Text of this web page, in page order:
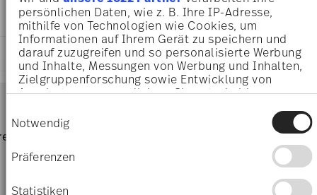
persönlichen Daten, wie z. B. Ihre IP-Adresse,
mithilfe von Technologien wie Cookies, um
Informationen auf Ihrem Gerät zu speichern und
darauf zuzugreifen und so personalisierte Werbung
und Inhalte, Messungen von Werbung und Inhalten,
Zielgruppenforschung sowie Entwicklung von
Angeboten zu ermöglichen. Sie entscheiden
Sie können Ihre Einwilligung jederzeit über die
Cookie-Erklärung oder durch Klicken auf das
Privacy Trigger Symbol ändern oder widerrufen
Informationen über Ihre geografische Lage
Notwendig
Präferenzen
Statistiken
Porcellana
Haze
14269-403767-25815
4012437397369
DE
2024
Quadrato
Scatola regalo
12,20 cm
2,30 cm
0.27 l
259 gr
465 gr
2,4360 dm³
INFORMAZIONI SU CURA E
SICUREZZA
Lavare a mano
Sicuro per il contatto con gli
SPEDIZIONE E RESI
pagina dedicata alle
spedizioni
La
Footer
Services
per